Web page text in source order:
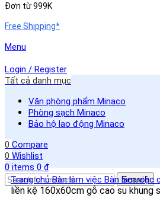
Đơn từ 999K
Free Shipping*
Menu
Login / Register
Tất cả danh mục
Văn phòng phẩm Minaco
Phòng sạch Minaco
Bảo hộ lao động Minaco
0 Compare
0 Wishlist
0items 0₫
Search
Trang chủBàn làm việc Bàn làm việc
liền kệ 160x60cm gỗ cao su khung